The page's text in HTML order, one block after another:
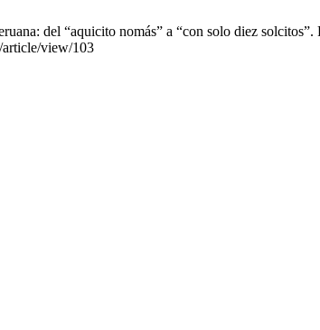
del “aquicito nomás” a “con solo diez
article/view/103